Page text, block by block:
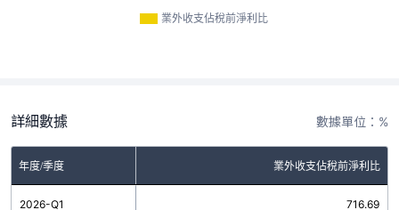
業外收支佔稅前淨利比
詳細數據 數據單位：%
年度/季度 業外收支佔稅前淨利比
2026-Q1 716.69